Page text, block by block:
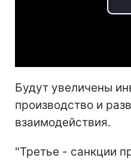
Будут увеличены
производство и
взаимодействия.
"Третье - санкции